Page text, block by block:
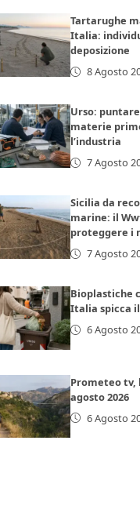
Tartarughe
Italia:
deposizione
8 Agosto
Urso:
materie
l’industria
7 Agosto
Sicilia da
marine: il
proteggere i
7 Agosto
Bioplastiche
Italia spicca
6 Agosto
Prometeo tv,
agosto 2026
6 Agosto